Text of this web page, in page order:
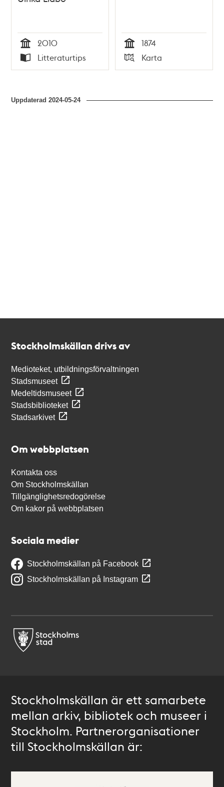
Tid
2010
Typ
Litteraturtips Tid
1874
Typ
Karta
Uppdaterad2024-05-24
Stockholmskällan drivs av
Medioteket, utbildningsförvaltningen
Stadsmuseet
Medeltidsmuseet
Stadsbiblioteket
Stadsarkivet
Om webbplatsen
Kontakta oss
Om Stockholmskällan
Tillgänglighetsredogörelse
Om kakor på webbplatsen
Sociala medier
Stockholmskällan på Facebook
Stockholmskällan på Instagram
Stockholmskällan är ett samarbete
mellan arkiv, bibliotek och museer i
Stockholm. Partnerorganisationer
till Stockholmskällan är: